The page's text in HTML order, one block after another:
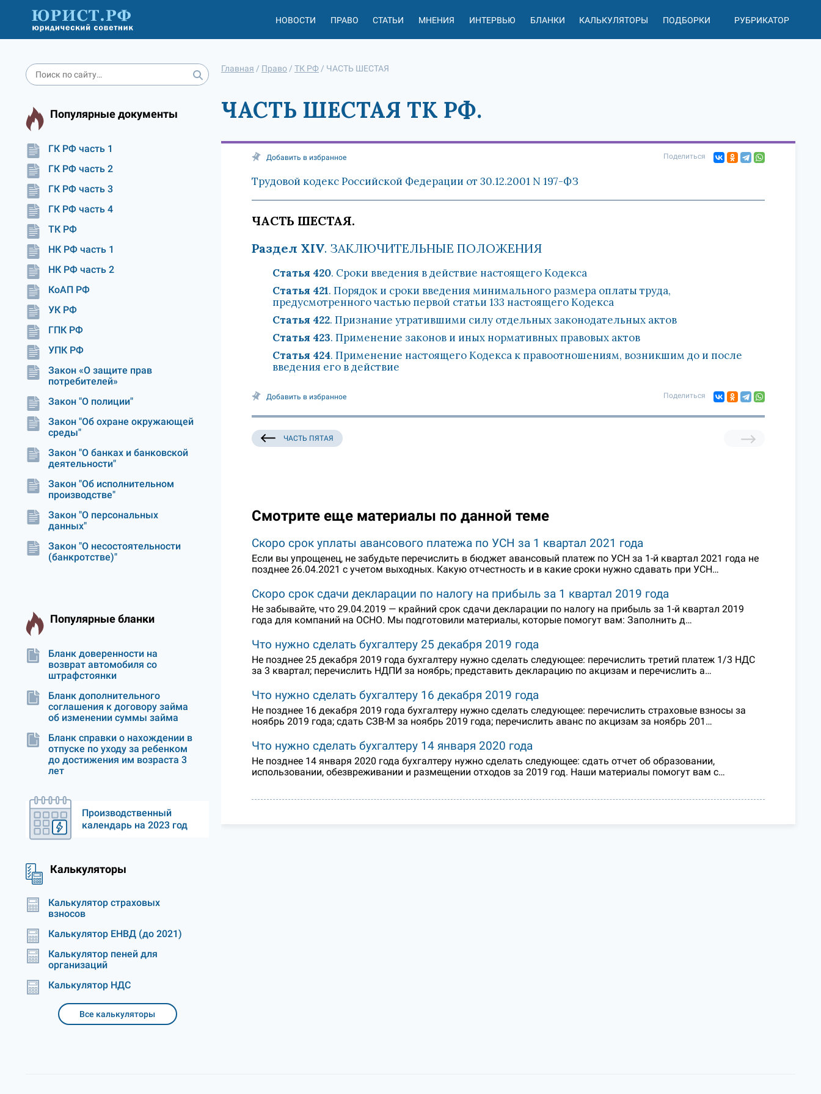
НОВОСТИ ПРАВО СТАТЬИ МНЕНИЯ ИНТЕРВЬЮ БЛАНКИ КАЛЬКУЛЯТОРЫ ПОДБОРКИ РУБРИКАТОР
Популярные документы
ГК РФ часть 1
ГК РФ часть 2
ГК РФ часть 3
ГК РФ часть 4
ТК РФ
НК РФ часть 1
НК РФ часть 2
КоАП РФ
УК РФ
ГПК РФ
УПК РФ
Закон «О защите прав
потребителей»
Закон "О полиции"
Закон "Об охране окружающей
среды"
Закон "О банках и банковской
деятельности"
Закон "Об исполнительном
производстве"
Закон "О персональных
данных"
Закон "О несостоятельности
(банкротстве)"
Популярные бланки
Бланк доверенности на
возврат автомобиля со
штрафстоянки
Бланк дополнительного
соглашения к договору займа
об изменении суммы займа
Бланк справки о нахождении в
отпуске по уходу за ребенком
до достижения им возраста 3
лет
Производственный
календарь на 2023 год
Калькуляторы
Калькулятор страховых
взносов
Калькулятор ЕНВД (до 2021)
Калькулятор пеней для
организаций
Калькулятор НДС
Все калькуляторы
Главная / Право / ТК РФ / ЧАСТЬ ШЕСТАЯ
ЧАСТЬ ШЕСТАЯ ТК РФ.
Добавить в избранное Поделиться
Трудовой кодекс Российской Федерации от 30.12.2001 N 197-ФЗ
ЧАСТЬ ШЕСТАЯ.
Раздел XIV. ЗАКЛЮЧИТЕЛЬНЫЕ ПОЛОЖЕНИЯ
Статья 420. Сроки введения в действие настоящего Кодекса
Статья 421. Порядок и сроки введения минимального размера оплаты труда,
предусмотренного частью первой статьи 133 настоящего Кодекса
Статья 422. Признание утратившими силу отдельных законодательных актов
Статья 423. Применение законов и иных нормативных правовых актов
Статья 424. Применение настоящего Кодекса к правоотношениям, возникшим до и после
введения его в действие
Добавить в избранное Поделиться
ЧАСТЬ ПЯТАЯ
Смотрите еще материалы по данной теме
Скоро срок уплаты авансового платежа по УСН за 1 квартал 2021 года
Если вы упрощенец, не забудьте перечислить в бюджет авансовый платеж по УСН за 1-й квартал 2021 года не
позднее 26.04.2021 с учетом выходных. Какую отчестность и в какие сроки нужно сдавать при УСН…
Скоро срок сдачи декларации по налогу на прибыль за 1 квартал 2019 года
Не забывайте, что 29.04.2019 — крайний срок сдачи декларации по налогу на прибыль за 1-й квартал 2019
года для компаний на ОСНО. Мы подготовили материалы, которые помогут вам: Заполнить д…
Что нужно сделать бухгалтеру 25 декабря 2019 года
Не позднее 25 декабря 2019 года бухгалтеру нужно сделать следующее: перечислить третий платеж 1/3 НДС
за 3 квартал; перечислить НДПИ за ноябрь; представить декларацию по акцизам и перечислить а…
Что нужно сделать бухгалтеру 16 декабря 2019 года
Не позднее 16 декабря 2019 года бухгалтеру нужно сделать следующее: перечислить страховые взносы за
ноябрь 2019 года; сдать СЗВ-М за ноябрь 2019 года; перечислить аванс по акцизам за ноябрь 201…
Что нужно сделать бухгалтеру 14 января 2020 года
Не позднее 14 января 2020 года бухгалтеру нужно сделать следующее: сдать отчет об образовании,
использовании, обезвреживании и размещении отходов за 2019 год. Наши материалы помогут вам с…